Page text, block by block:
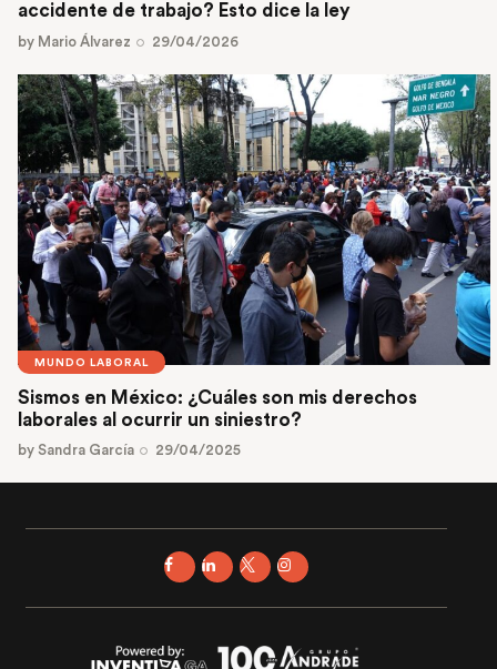
accidente de trabajo? Esto dice la ley
by Mario Álvarez 29/04/2026
MUNDO LABORAL
Sismos en México: ¿Cuáles son mis derechos
laborales al ocurrir un siniestro?
by Sandra García 29/04/2025